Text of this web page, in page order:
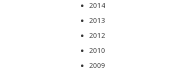
2014
2013
2012
2010
2009